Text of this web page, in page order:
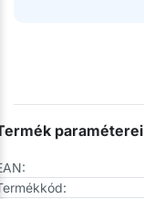
paraméterei